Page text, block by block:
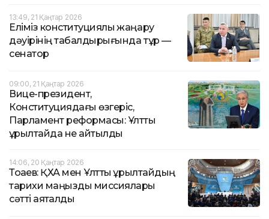
13:49, 21 Қаңтар 2026
Еліміз конституциялық жаңару
дәуірінің табалдырығында тұр —
сенатор
09:00, 21 Қаңтар 2026
Вице-президент,
Конституциядағы өзгеріс,
Парламент реформасы: Ұлттық
құрылтайда не айтылды
14:06, 20 Қаңтар 2026
Тоқаев: ҚХА мен Ұлттық құрылтайдың
тарихи маңызды миссиялары
сәтті аяқталды